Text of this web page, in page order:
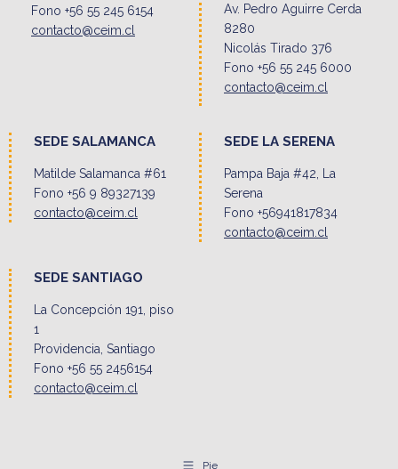
Fono +56 55 245 6154
contacto@ceim.cl
Av. Pedro Aguirre Cerda
8280
Nicolás Tirado 376
Fono +56 55 245 6000
contacto@ceim.cl
SEDE SALAMANCA
Matilde Salamanca #61
Fono +56 9 89327139
contacto@ceim.cl
SEDE LA SERENA
Pampa Baja #42, La
Serena
Fono +56941817834
contacto@ceim.cl
SEDE SANTIAGO
La Concepción 191, piso
1
Providencia, Santiago
Fono +56 55 2456154
contacto@ceim.cl
Pie